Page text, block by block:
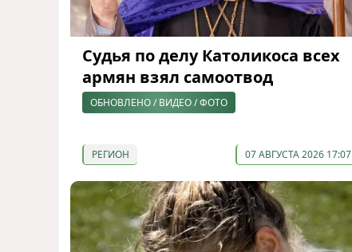
Судья по делу Католикоса всех
армян взял самоотвод
ОБНОВЛЕНО / ВИДЕО / ФОТО
РЕГИОН 07 АВГУСТА 2026 17:07